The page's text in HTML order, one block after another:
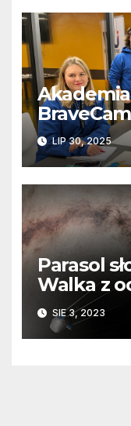
marzenia
LIP 30, 2025
Parasol
Walka z
z kosmosu
SIE 3, 2023